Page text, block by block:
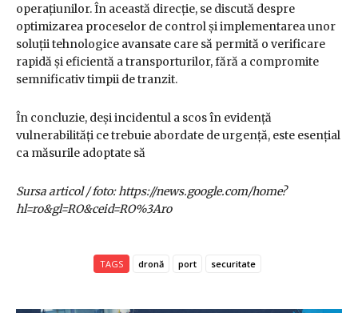
operațiunilor. În această direcție, se discută despre
optimizarea proceselor de control și implementarea unor
soluții tehnologice avansate care să permită o verificare
rapidă și eficientă a transporturilor, fără a compromite
semnificativ timpii de tranzit.
În concluzie, deși incidentul a scos în evidență
vulnerabilități ce trebuie abordate de urgență, este esențial
ca măsurile adoptate să
Sursa articol / foto: https://news.google.com/home?
hl=ro&gl=RO&ceid=RO%3Aro
TAGS dronă port securitate